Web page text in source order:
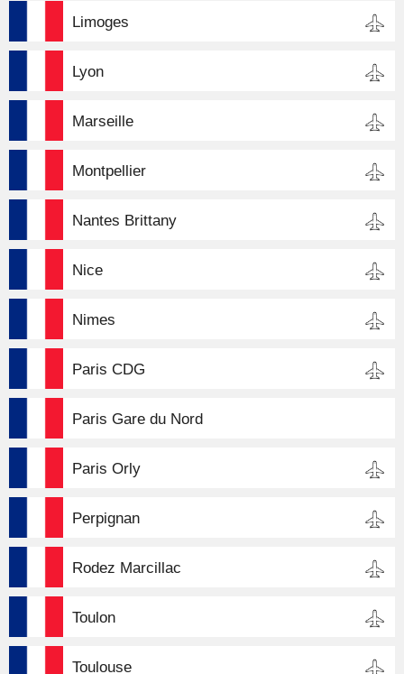
Limoges
Lyon
Marseille
Montpellier
Nantes Brittany
Nice
Nimes
Paris CDG
Paris Gare du Nord
Paris Orly
Perpignan
Rodez Marcillac
Toulon
Toulouse